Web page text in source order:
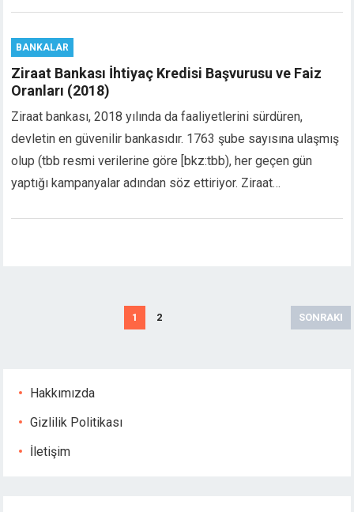
giriş
bonusu
bonusu
Forum
escort
giriş
BANKALAR
Ziraat Bankası İhtiyaç Kredisi Başvurusu ve Faiz
Oranları (2018)
Ziraat bankası, 2018 yılında da faaliyetlerini sürdüren,
devletin en güvenilir bankasıdır. 1763 şube sayısına ulaşmış
olup (tbb resmi verilerine göre [bkz:tbb), her geçen gün
yaptığı kampanyalar adından söz ettiriyor. Ziraat…
1 2 SONRAKI
Hakkımızda
Gizlilik Politikası
İletişim